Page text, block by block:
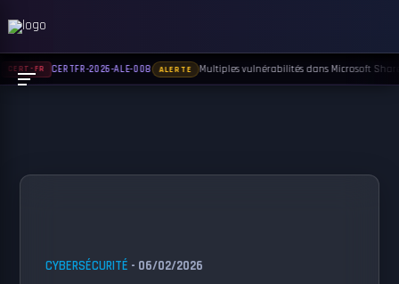
CYBERSÉCURITÉ - 06/02/2026
CERT-FR CERTFR-2026-ALE-008 ALERTE Multiples vulnérabilités dans Microsoft